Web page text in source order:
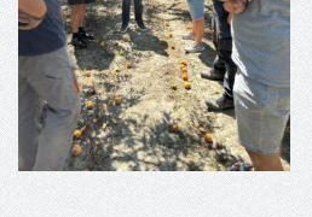
11:36 -Λάκης Βασιλειάδης,
το Μουσείο της Πέλλας, Λουτρά
18:09 -Αυτό το καλοκαίρι
όμορφο θερινό σινεμά της